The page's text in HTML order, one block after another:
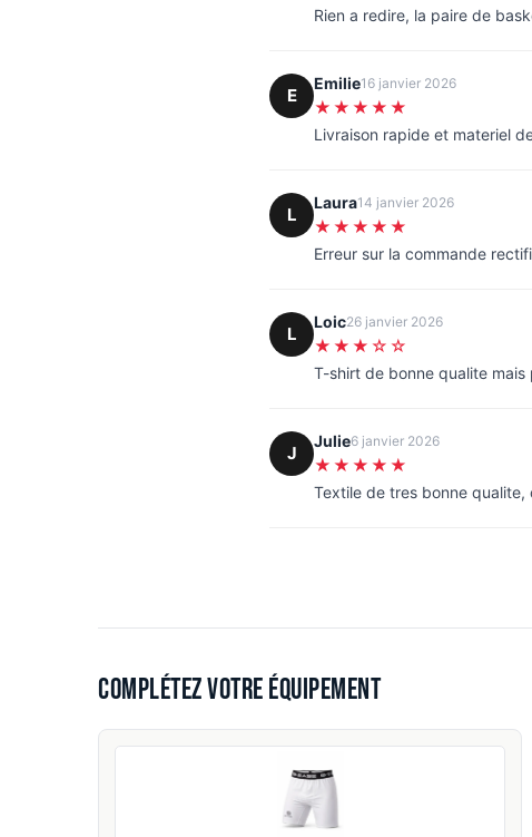
Rien a redire, la paire de
E
Emilie16 janvier 2026
★★★★★
Livraison rapide et materiel
L
Laura14 janvier 2026
★★★★★
Erreur sur la commande
L
Loic26 janvier 2026
★★★☆☆
T-shirt de bonne qualite
J
Julie6 janvier 2026
★★★★★
Textile de tres bonne
Complétez votre équipement